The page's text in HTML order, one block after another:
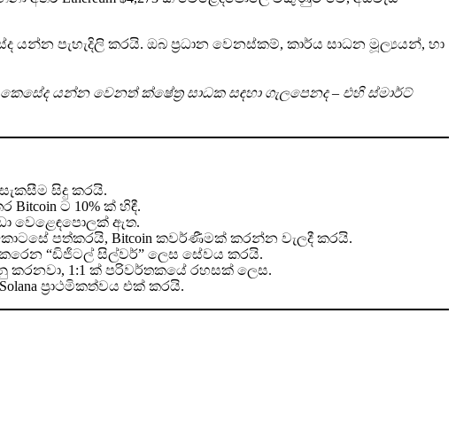
යන්න පැහැදිලි කරයි. ඔබ ප්‍රධාන වෙනස්කම්, කාර්ය සාධන මූල්‍යයන්, හා
යන්න වෙනත් ක්ෂේත්‍ර සාධක සඳහා ගැලපෙනද – එහි ස්මාර්ට්
සිදු කරයි.
ට 10% ක් හිඳී.
වෙළෙඳපොලක් ඇත.
කොටසේ පත්කරයි, Bitcoin කවර්ණීමක් කරන්න වැලදී කරයි.
“ඩිජිටල් සිල්වර්” ලෙස සේවය කරයි.
කරනවා, 1:1 ක් පරිවර්තකයේ රහසක් ලෙස.
ප්‍රාථමිකත්වය එක් කරයි.